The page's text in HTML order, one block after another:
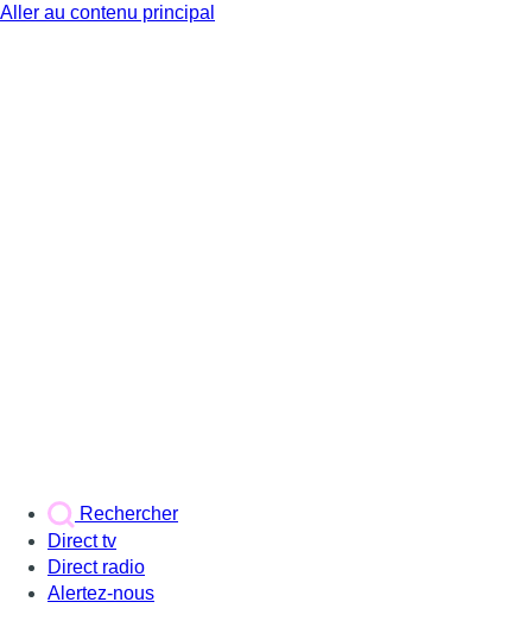
Aller au contenu principal
Rechercher
Direct tv
Direct radio
Alertez-nous